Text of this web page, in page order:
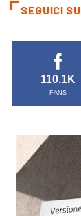
SEGUICI SU
110.1K
FANS